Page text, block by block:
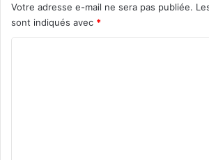
Votre adresse e-mail ne sera pas publiée.
sont indiqués avec *